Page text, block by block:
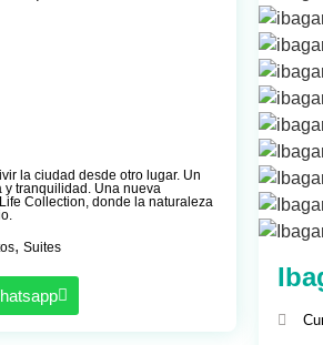
la ciudad desde otro lugar. Un
tranquilidad. Una nueva
Collection, donde la naturaleza
, Suites